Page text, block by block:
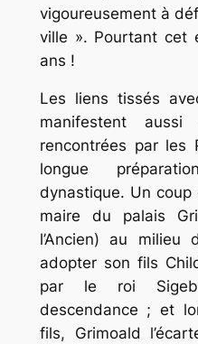
vigoureusement à
ville ». Pourtant cet
ans !
Les liens tissés
manifestent
rencontrées par les
longue
dynastique. Un coup
maire du palais
l’Ancien) au
adopter son fils
par le roi
descendance ; et
fils, Grimoald